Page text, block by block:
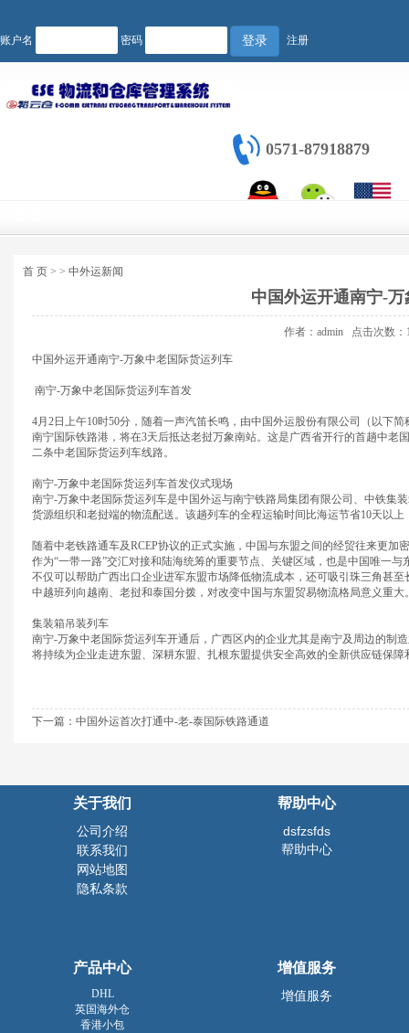
账户名 密码 登录 注册
0571-87918879
首 页 > > 中外运新闻
中国外运开通南宁-
作者：admin 点击次数：
中国外运开通南宁-万象中老国际货运列车
南宁-万象中老国际货运列车首发
4月2日上午10时50分，随着一声汽笛长鸣，由中国外运股份有限公司（以下
南宁国际铁路港，将在3天后抵达老挝万象南站。这是广西省开行的首趟中老
二条中老国际货运列车线路。
南宁-万象中老国际货运列车首发仪式现场
南宁-万象中老国际货运列车是中国外运与南宁铁路局集团有限公司、中铁集
货源组织和老挝端的物流配送。该趟列车的全程运输时间比海运节省10天以
随着中老铁路通车及RCEP协议的正式实施，中国与东盟之间的经贸往来更
作为“一带一路”交汇对接和陆海统筹的重要节点、关键区域，也是中国唯一
不仅可以帮助广西出口企业进军东盟市场降低物流成本，还可吸引珠三角甚
中越班列向越南、老挝和泰国分拨，对改变中国与东盟贸易物流格局意义重大
集装箱吊装列车
南宁-万象中老国际货运列车开通后，广西区内的企业尤其是南宁及周边的制
将持续为企业走进东盟、深耕东盟、扎根东盟提供安全高效的全新供应链保障
下一篇： 中国外运首次打通中-老-泰国际铁路通道
关于我们
公司介绍
联系我们
网站地图
隐私条款
帮助中心
dsfzsfds
帮助中心
产品中心
DHL
英国海外仓
香港小包
增值服务
增值服务